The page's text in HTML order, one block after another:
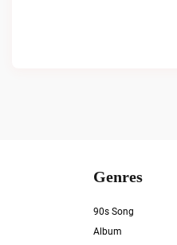
Genres
90s Song
Album